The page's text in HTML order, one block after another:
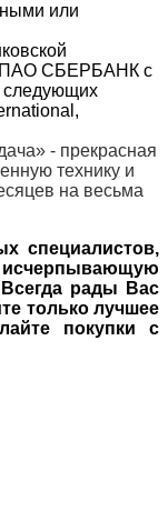
или
ПАО СБЕРБАНК с
следующих
- прекрасная
технику и
на весьма
специалистов,
Всегда рады Вас
только лучшее
покупки с